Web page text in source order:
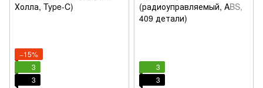
−15%
3
3
3
3